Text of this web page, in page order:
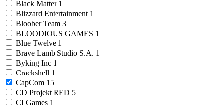
Black Matter 1
Blizzard Entertainment 1
Bloober Team 3
BLOODIOUS GAMES 1
Blue Twelve 1
Brave Lamb Studio S.A. 1
Byking Inc 1
Crackshell 1
CapCom 15
CD Projekt RED 5
CI Games 1